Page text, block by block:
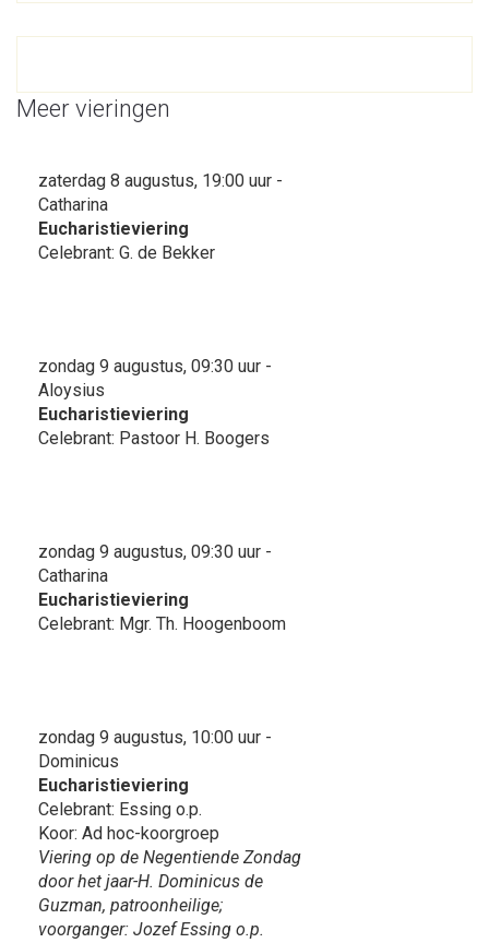
Meer vieringen
zaterdag 8 augustus, 19:00 uur -
Catharina
Eucharistieviering
Celebrant: G. de Bekker
zondag 9 augustus, 09:30 uur -
Aloysius
Eucharistieviering
Celebrant: Pastoor H. Boogers
zondag 9 augustus, 09:30 uur -
Catharina
Eucharistieviering
Celebrant: Mgr. Th. Hoogenboom
zondag 9 augustus, 10:00 uur -
Dominicus
Eucharistieviering
Celebrant: Essing o.p.
Koor: Ad hoc-koorgroep
Viering op de Negentiende Zondag
door het jaar-H. Dominicus de
Guzman, patroonheilige;
voorganger: Jozef Essing o.p.